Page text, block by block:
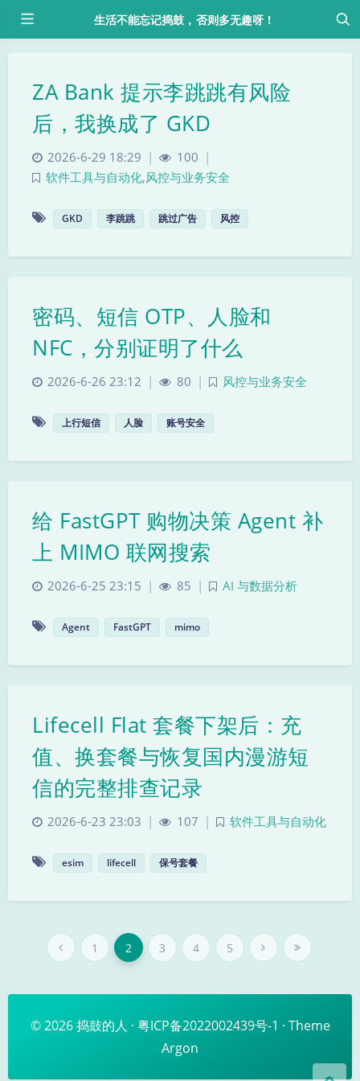
生活不能忘记捣鼓，否则多无趣呀！
Sans Serif
ZA Bank 提示李跳跳有风险
后，我换成了 GKD
2026-6-29 18:29 | 100 |
软件工具与自动化,风控与业务安全
GKD 李跳跳 跳过广告 风控
密码、短信 OTP、人脸和
NFC，分别证明了什么
2026-6-26 23:12 | 80 | 风控与业务安全
上行短信 人脸 账号安全
给 FastGPT 购物决策 Agent 补
上 MIMO 联网搜索
2026-6-25 23:15 | 85 | AI 与数据分析
Agent FastGPT mimo
Lifecell Flat 套餐下架后：充
值、换套餐与恢复国内漫游短
信的完整排查记录
2026-6-23 23:03 | 107 | 软件工具与自动化
esim lifecell 保号套餐
1 2 3 4 5
© 2026捣鼓的人 · 粤ICP备2022002439号-1 · Theme
Argon